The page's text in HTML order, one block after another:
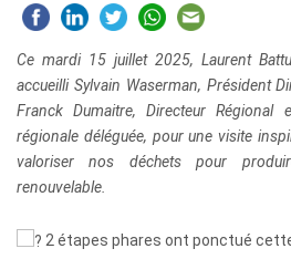
Ce mardi 15 juillet 2025, Laurent
accueilli Sylvain Waserman, Président
Franck Dumaitre, Directeur Régional
régionale déléguée, pour une visite
valoriser nos déchets pour
renouvelable.
2 étapes phares ont ponctué